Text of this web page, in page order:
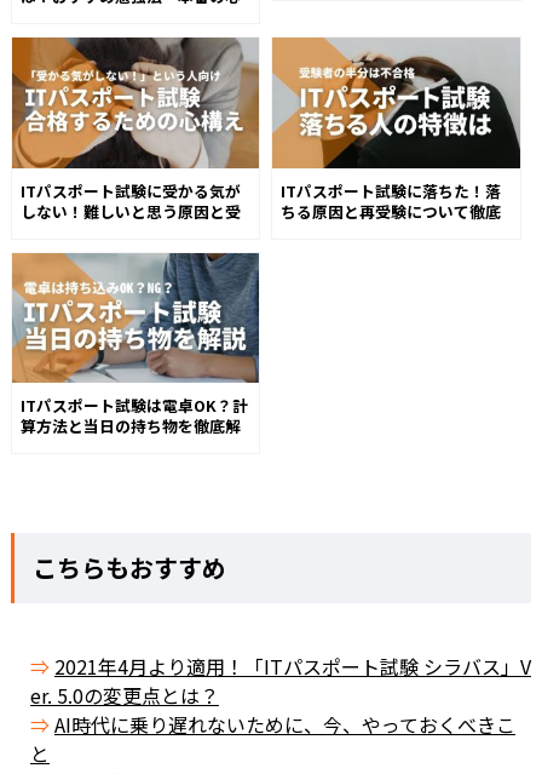
ITパスポート試験に受かる気が
しない！難しいと思う原因と受
ITパスポート試験に落ちた！落
ちる原因と再受験について徹底
ITパスポート試験は電卓OK？計
算方法と当日の持ち物を徹底解
こちらもおすすめ
2021年4月より適用！「ITパスポート試験 シラバス」V
er. 5.0の変更点とは？
AI時代に乗り遅れないために、今、やっておくべきこ
と